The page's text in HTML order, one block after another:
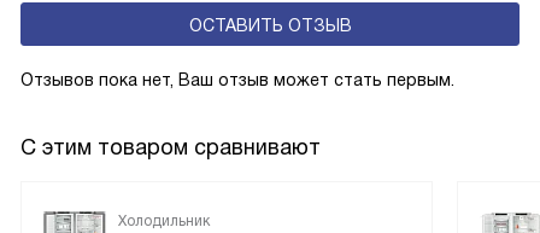
ОСТАВИТЬ ОТЗЫВ
Отзывов пока нет, Ваш отзыв может стать первым.
С этим товаром сравнивают
Холодильник